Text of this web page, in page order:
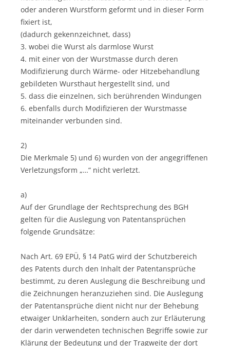
oder anderen Wurstform geformt und in dieser Form
fixiert ist,
(dadurch gekennzeichnet, dass)
3. wobei die Wurst als darmlose Wurst
4. mit einer von der Wurstmasse durch deren
Modifizierung durch Wärme- oder Hitzebehandlung
gebildeten Wursthaut hergestellt sind, und
5. dass die einzelnen, sich berührenden Windungen
6. ebenfalls durch Modifizieren der Wurstmasse
miteinander verbunden sind.
2)
Die Merkmale 5) und 6) wurden von der angegriffenen
Verletzungsform „…“ nicht verletzt.
a)
Auf der Grundlage der Rechtsprechung des BGH
gelten für die Auslegung von Patentansprüchen
folgende Grundsätze:
Nach Art. 69 EPÜ, § 14 PatG wird der Schutzbereich
des Patents durch den Inhalt der Patentansprüche
bestimmt, zu deren Auslegung die Beschreibung und
die Zeichnungen heranzuziehen sind. Die Auslegung
der Patentansprüche dient nicht nur der Behebung
etwaiger Unklarheiten, sondern auch zur Erläuterung
der darin verwendeten technischen Begriffe sowie zur
Klärung der Bedeutung und der Tragweite der dort